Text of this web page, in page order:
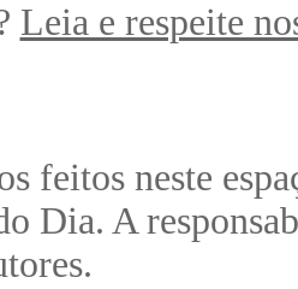
Leia e respeite
feitos neste
Dia. A